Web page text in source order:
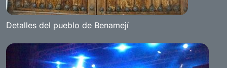
Detalles del pueblo de Benamejí